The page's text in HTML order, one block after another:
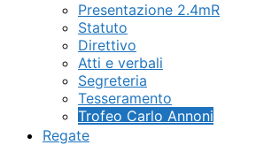
Presentazione 2.4mR
Statuto
Direttivo
Atti e verbali
Segreteria
Tesseramento
Trofeo Carlo Annoni
Regate